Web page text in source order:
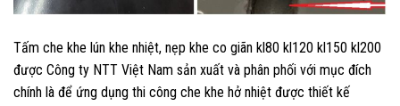
Tấm che khe lún khe nhiệt, nẹp khe co giãn kl80 kl120 kl150 kl200
được Công ty NTT Việt Nam sản xuất và phân phối với mục đích
chính là để ứng dụng thi công che khe hở nhiệt được thiết kế